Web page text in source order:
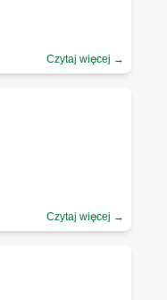
Czytaj więcej →
Czytaj więcej →